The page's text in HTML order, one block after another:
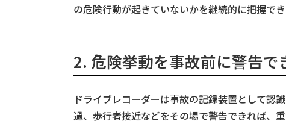
の危険行動が起きていないかを継続的に把握で
2. 危険挙動を事故前に警告で
ドライブレコーダーは事故の記録装置として認
過、歩行者接近などをその場で警告できれば、